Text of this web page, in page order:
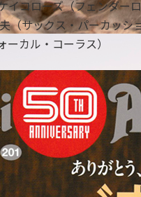
コローズ（フェンダー
（サックス・パーカッ
カル・コーラス）